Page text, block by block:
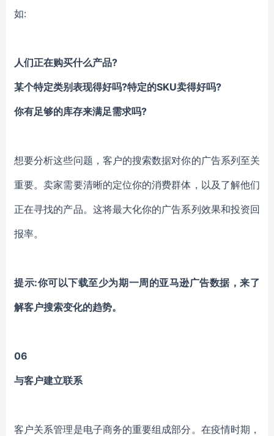
如:
人们正在购买什么产品?
某个特定类别表现得好吗?特定的SKU卖得好吗?
你有足够的库存来满足需求吗?
想要分析这些问题，客户的搜索数据对你的广告系列至关
重要。卖家需要清晰的定位你的消费群体，以及了解他们
正在寻找的产品。这将最大化你的广告系列效果和投资回
报率。
提示:你可以下载至少为期一周的亚马逊广告数据，来了
解客户搜索变化的趋势。
06
与客户建立联系
客户关系管理是电子商务的重要组成部分。在疫情时期，